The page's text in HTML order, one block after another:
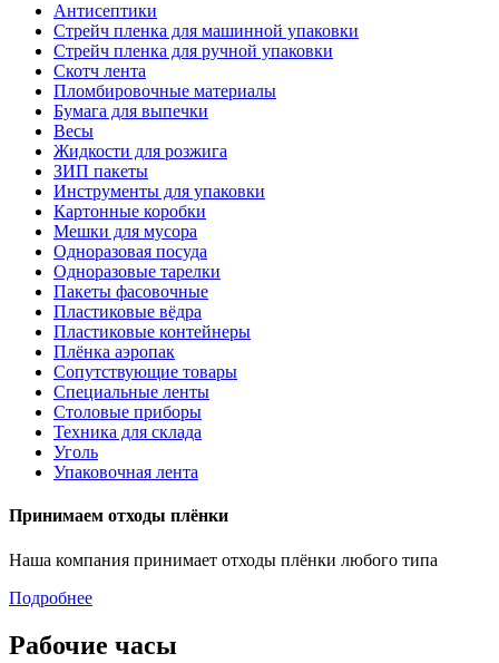
Антисептики
Стрейч пленка для машинной упаковки
Стрейч пленка для ручной упаковки
Скотч лента
Пломбировочные материалы
Бумага для выпечки
Весы
Жидкости для розжига
ЗИП пакеты
Инструменты для упаковки
Картонные коробки
Мешки для мусора
Одноразовая посуда
Одноразовые тарелки
Пакеты фасовочные
Пластиковые вёдра
Пластиковые контейнеры
Плёнка аэропак
Сопутствующие товары
Специальные ленты
Столовые приборы
Техника для склада
Уголь
Упаковочная лента
Принимаем отходы плёнки
Наша компания принимает отходы плёнки любого типа
Подробнее
Рабочие часы